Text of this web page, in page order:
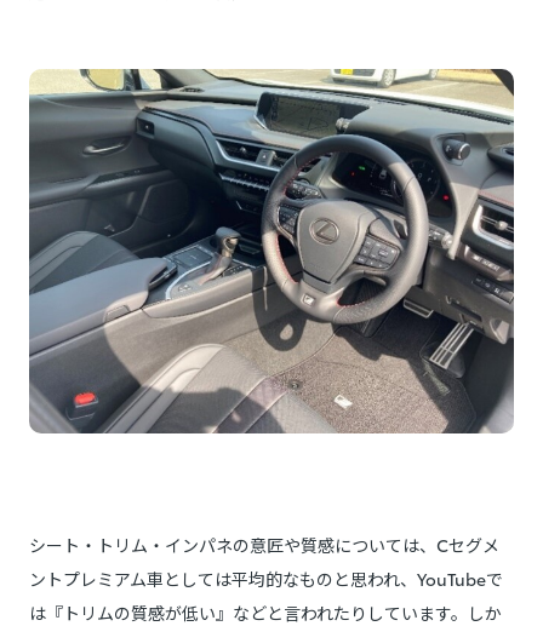
シート・トリム・インパネの意匠や質感については、Cセグメ
ントプレミアム車としては平均的なものと思われ、YouTubeで
は『トリムの質感が低い』などと言われたりしています。しか